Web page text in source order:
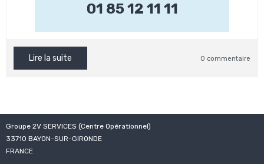
01 85 12 11 11
Lire la suite 0 commentaire
Groupe 2V SERVICES (Centre Opérationnel)
33710 BAYON-SUR-GIRONDE
FRANCE